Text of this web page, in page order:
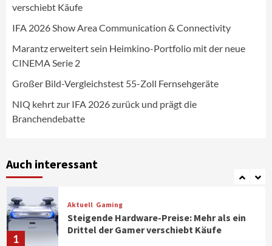
verschiebt Käufe
IFA 2026 Show Area Communication & Connectivity
Marantz erweitert sein Heimkino-Portfolio mit der neue
CINEMA Serie 2
Großer Bild-Vergleichstest 55-Zoll Fernsehgeräte
NIQ kehrt zur IFA 2026 zurück und prägt die
Branchendebatte
Auch interessant
5
NIQ kehrt zur IFA 2026 zurück und prägt
die Branchendebatte
6
Aktuell
CHERRY baut Vertriebsteam in
7
Klimageräte und Ventilatoren
1
Aktuell Gaming
Steigende Hardware-Preise: Mehr als ein
Drittel der Gamer verschiebt Käufe